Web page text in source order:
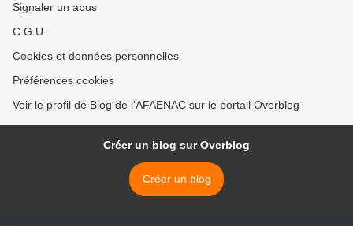
Signaler un abus
C.G.U.
Cookies et données personnelles
Préférences cookies
Voir le profil de Blog de l'AFAENAC sur le portail Overblog
Créer un blog sur Overblog
Créer un blog